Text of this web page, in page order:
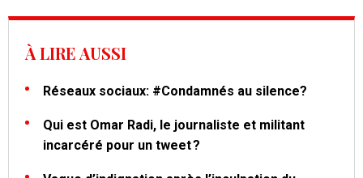
À LIRE AUSSI
Réseaux sociaux: #Condamnés au silence?
Qui est Omar Radi, le journaliste et militant
incarcéré pour un tweet ?